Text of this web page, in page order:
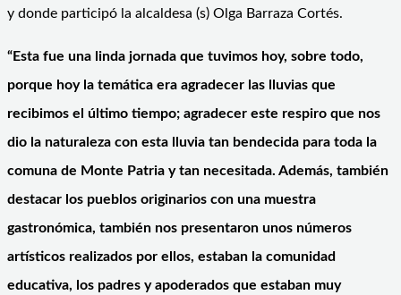
y donde participó la alcaldesa (s) Olga Barraza Cortés.
“Esta fue una linda jornada que tuvimos hoy, sobre todo,
porque hoy la temática era agradecer las lluvias que
recibimos el último tiempo; agradecer este respiro que nos
dio la naturaleza con esta lluvia tan bendecida para toda la
comuna de Monte Patria y tan necesitada. Además, también
destacar los pueblos originarios con una muestra
gastronómica, también nos presentaron unos números
artísticos realizados por ellos, estaban la comunidad
educativa, los padres y apoderados que estaban muy